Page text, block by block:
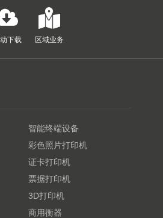
下载 区域业务
智能终端设备
彩色照片打印机
证卡打印机
票据打印机
3D打印机
商用衡器